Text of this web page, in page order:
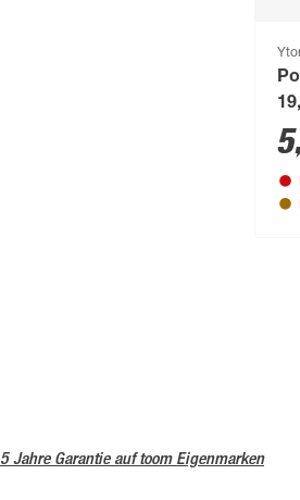
5
5 Jahre Garantie auf toom Eigenmarken